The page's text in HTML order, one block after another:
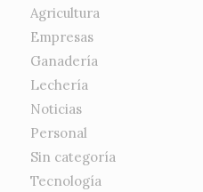
Agricultura
Empresas
Ganadería
Lechería
Noticias
Personal
Sin categoría
Tecnología